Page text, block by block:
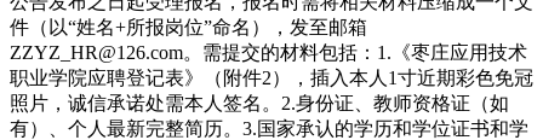
件（以“姓名+所报岗位”命名），发至邮箱
ZZYZ_HR@126.com。需提交的材料包括：1.《枣庄应用技术
职业学院应聘登记表》（附件2），插入本人1寸近期彩色免冠
照片，诚信承诺处需本人签名。2.身份证、教师资格证（如
有）、个人最新完整简历。3.国家承认的学历和学位证书和学